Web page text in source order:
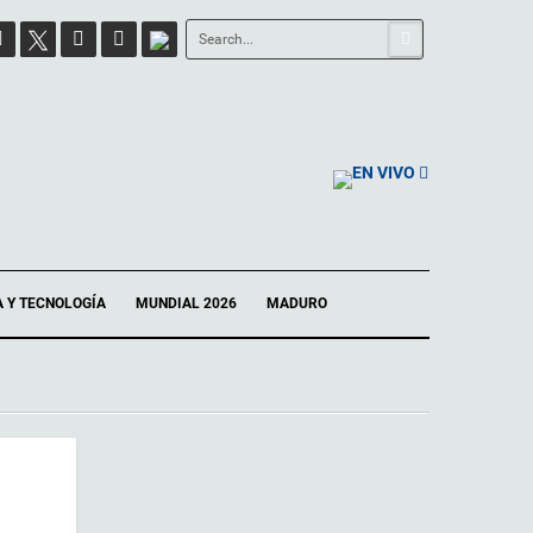
EN VIVO
Y TECNOLOGÍA MUNDIAL 2026 MADURO